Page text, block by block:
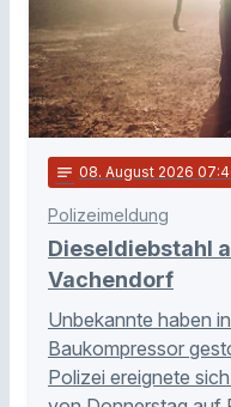
notes 08. August 2026
Polizeimeldung
Dieseldiebstahl
Vachendorf
Unbekannte haben
Baukompressor
Polizei ereignete